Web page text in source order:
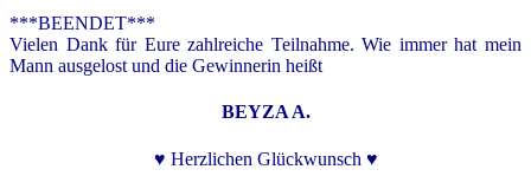
***BEENDET***
Vielen Dank für Eure zahlreiche Teilnahme. Wie immer hat mein
Mann ausgelost und die Gewinnerin heißt
BEYZA A.
♥ Herzlichen Glückwunsch ♥